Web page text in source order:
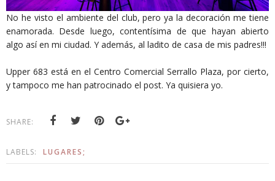
No he visto el ambiente del club, pero ya la decoración me tiene
enamorada. Desde luego, contentísima de que hayan abierto
algo así en mi ciudad. Y además, al ladito de casa de mis padres!!!
Upper 683 está en el Centro Comercial Serrallo Plaza, por cierto,
y tampoco me han patrocinado el post. Ya quisiera yo.
SHARE:
LABELS: LUGARES;